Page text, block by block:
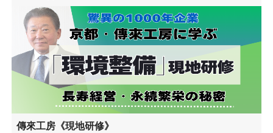
傳來工房《現地研修》